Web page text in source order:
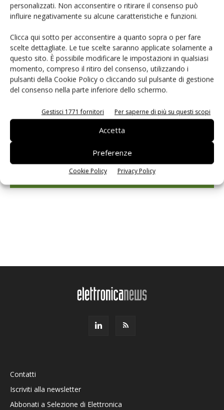
personalizzati. Non acconsentire o ritirare il consenso può
influire negativamente su alcune caratteristiche e funzioni.
Clicca qui sotto per acconsentire a quanto sopra o per fare
scelte dettagliate. Le tue scelte saranno applicate solamente a
questo sito. È possibile modificare le impostazioni in qualsiasi
momento, compreso il ritiro del consenso, utilizzando i
pulsanti della Cookie Policy o cliccando sul pulsante di gestione
del consenso nella parte inferiore dello schermo.
Gestisci 1771 fornitori Per saperne di più su questi scopi
Accetta
Preferenze
Cookie Policy Privacy Policy
PCB Magazine
ISCRIVITI ALLA NEWSLETTER
Contatti
Iscriviti alla newsletter
Abbonati a Selezione di Elettronica